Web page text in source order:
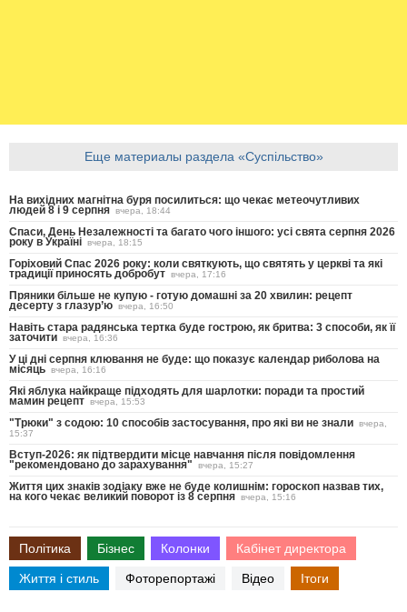
Еще материалы раздела «Суспільство»
На вихідних магнітна буря посилиться: що чекає метеочутливих
людей 8 і 9 серпня вчера, 18:44
Спаси, День Незалежності та багато чого іншого: усі свята серпня 2026
року в Україні вчера, 18:15
Горіховий Спас 2026 року: коли святкують, що святять у церкві та які
традиції приносять добробут вчера, 17:16
Пряники більше не купую - готую домашні за 20 хвилин: рецепт
десерту з глазур’ю вчера, 16:50
Навіть стара радянська тертка буде гострою, як бритва: 3 способи, як її
заточити вчера, 16:36
У ці дні серпня клювання не буде: що показує календар риболова на
місяць вчера, 16:16
Які яблука найкраще підходять для шарлотки: поради та простий
мамин рецепт вчера, 15:53
"Трюки" з содою: 10 способів застосування, про які ви не знали вчера,
15:37
Вступ-2026: як підтвердити місце навчання після повідомлення
"рекомендовано до зарахування" вчера, 15:27
Життя цих знаків зодіаку вже не буде колишнім: гороскоп назвав тих,
на кого чекає великий поворот із 8 серпня вчера, 15:16
Політика Бізнес Колонки Кабінет директора
Життя і стиль Фоторепортажі Відео Ітоги